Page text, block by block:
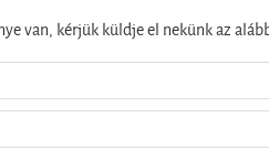
van, kérjük küldje el nekünk az